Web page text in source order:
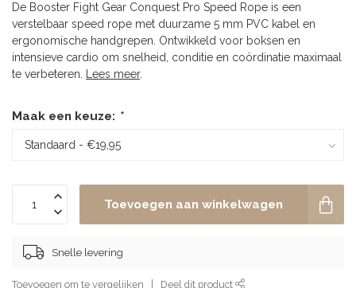
De Booster Fight Gear Conquest Pro Speed Rope is een
verstelbaar speed rope met duurzame 5 mm PVC kabel en
ergonomische handgrepen. Ontwikkeld voor boksen en
intensieve cardio om snelheid, conditie en coördinatie maximaal
te verbeteren.
Lees meer.
Maak een keuze: *
Toevoegen aan winkelwagen
Snelle levering
Toevoegen om te vergelijken Deel dit product